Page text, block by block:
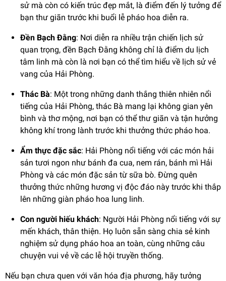
sử mà còn có kiến trúc đẹp mắt, là điểm đến lý tưởng để
bạn thư giãn trước khi buổi lễ pháo hoa diễn ra.
Đền Bạch Đằng: Nơi diễn ra nhiều trận chiến lịch sử
quan trọng, đền Bạch Đằng không chỉ là điểm du lịch
tâm linh mà còn là nơi bạn có thể tìm hiểu về lịch sử vẻ
vang của Hải Phòng.
Thác Bà: Một trong những danh thắng thiên nhiên nổi
tiếng của Hải Phòng, thác Bà mang lại không gian yên
bình và thơ mộng, nơi bạn có thể thư giãn và tận hưởng
không khí trong lành trước khi thưởng thức pháo hoa.
Ẩm thực đặc sắc: Hải Phòng nổi tiếng với các món hải
sản tươi ngon như bánh đa cua, nem rán, bánh mì Hải
Phòng và các món đặc sản từ sữa bò. Đừng quên
thưởng thức những hương vị độc đáo này trước khi thắp
lên những giàn pháo hoa lung linh.
Con người hiếu khách: Người Hải Phòng nổi tiếng với sự
mến khách, thân thiện. Họ luôn sẵn sàng chia sẻ kinh
nghiệm sử dụng pháo hoa an toàn, cùng những câu
chuyện vui vẻ về các lễ hội truyền thống.
Nếu bạn chưa quen với văn hóa địa phương, hãy tưởng